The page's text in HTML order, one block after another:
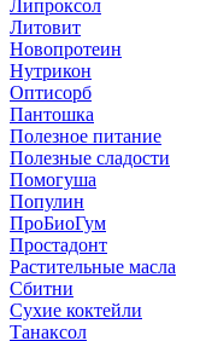
Липроксол
Литовит
Новопротеин
Нутрикон
Оптисорб
Пантошка
Полезное питание
Полезные сладости
Помогуша
Популин
ПроБиоГум
Простадонт
Растительные масла
Сбитни
Сухие коктейли
Танаксол